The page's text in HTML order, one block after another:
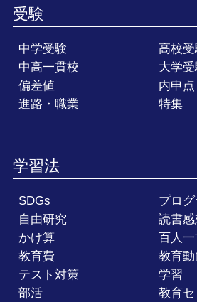
受験
中学受験
高校受
中高一貫校
大学受
偏差値
内申点
進路・職業
特集
学習法
SDGs
プロ
自由研究
読書
かけ算
百人
教育費
教育動
テスト対策
学習
部活
教育